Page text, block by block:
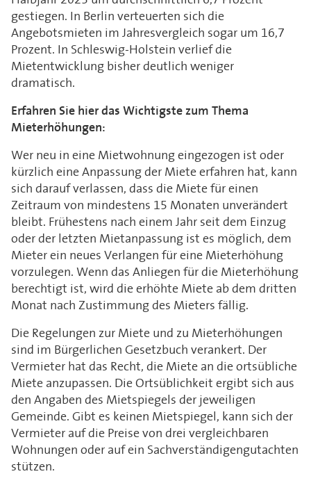
gestiegen. In Berlin verteuerten sich die
Angebotsmieten im Jahresvergleich sogar um 16,7
Prozent. In Schleswig-Holstein verlief die
Mietentwicklung bisher deutlich weniger
dramatisch.
Erfahren Sie hier das Wichtigste zum Thema
Mieterhöhungen:
Wer neu in eine Mietwohnung eingezogen ist oder
kürzlich eine Anpassung der Miete erfahren hat, kann
sich darauf verlassen, dass die Miete für einen
Zeitraum von mindestens 15 Monaten unverändert
bleibt. Frühestens nach einem Jahr seit dem Einzug
oder der letzten Mietanpassung ist es möglich, dem
Mieter ein neues Verlangen für eine Mieterhöhung
vorzulegen. Wenn das Anliegen für die Mieterhöhung
berechtigt ist, wird die erhöhte Miete ab dem dritten
Monat nach Zustimmung des Mieters fällig.
Die Regelungen zur Miete und zu Mieterhöhungen
sind im Bürgerlichen Gesetzbuch verankert. Der
Vermieter hat das Recht, die Miete an die ortsübliche
Miete anzupassen. Die Ortsüblichkeit ergibt sich aus
den Angaben des Mietspiegels der jeweiligen
Gemeinde. Gibt es keinen Mietspiegel, kann sich der
Vermieter auf die Preise von drei vergleichbaren
Wohnungen oder auf ein Sachverständigengutachten
stützen.